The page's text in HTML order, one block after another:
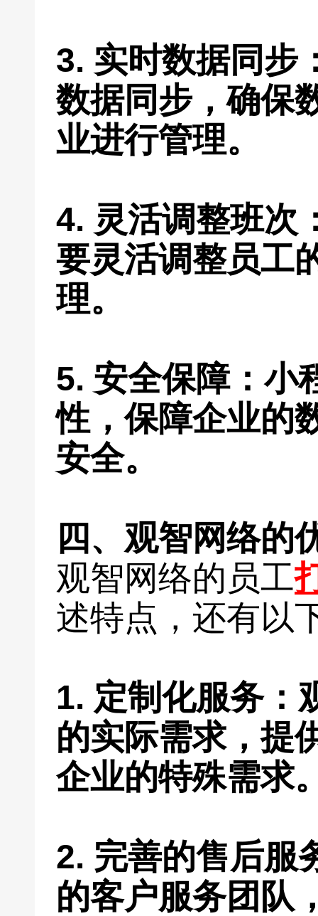
3. 实时数据同步
数据同步，确保
业进行管理。
4. 灵活调整班次
要灵活调整员工
理。
5. 安全保障：小
性，保障企业的
安全。
四、观智网络的
观智网络的员工
述特点，还有以
1. 定制化服务：
的实际需求，提
企业的特殊需求
2. 完善的售后服
的客户服务团队